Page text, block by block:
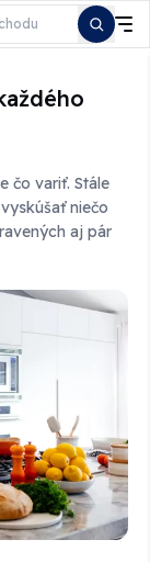
čo variť. Stále
niečo
aj pár